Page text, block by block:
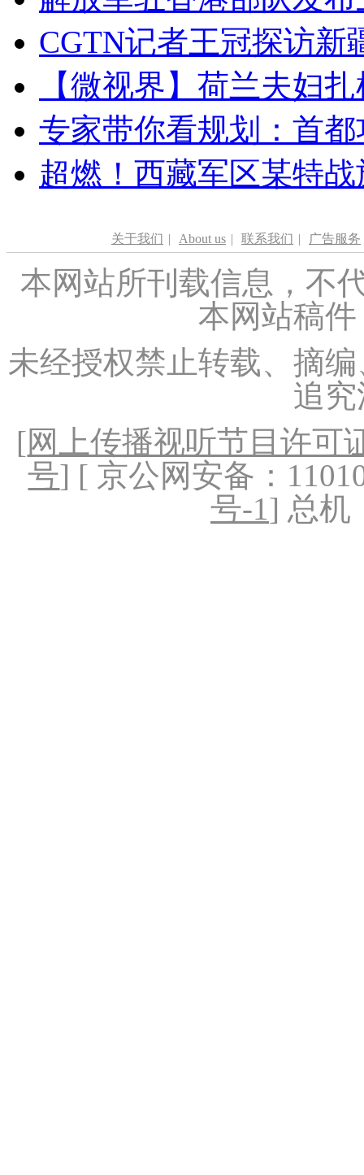
CGTN记者王冠探访新
【微视界】荷兰夫妇
专家带你看规划：首
超燃！西藏军区某特
关于我们 | About us | 联系我们 | 广告服务
本网站所刊载信息，不
本网站稿
未经授权禁止转载、摘
追
[网上传播视听节目许可
号] [ 京公网安备：
号-1] 总机